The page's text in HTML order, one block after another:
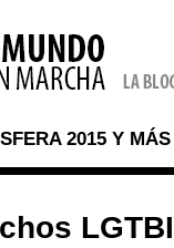
2015 Y MÁS
LGTBI